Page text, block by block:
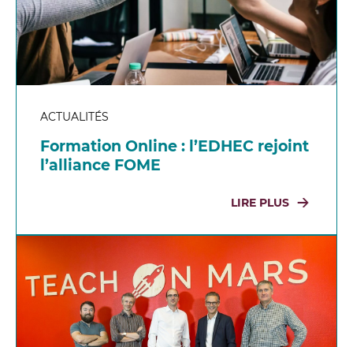
ACTUALITÉS
Formation Online : l’EDHEC rejoint
l’alliance FOME
LIRE PLUS